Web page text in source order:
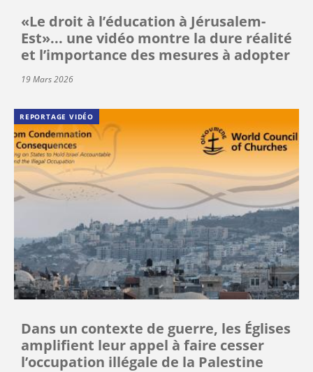
«Le droit à l’éducation à Jérusalem-
Est»... une vidéo montre la dure réalité
et l’importance des mesures à adopter
19 Mars 2026
REPORTAGE VIDÉO
Dans un contexte de guerre, les Églises
amplifient leur appel à faire cesser
l’occupation illégale de la Palestine